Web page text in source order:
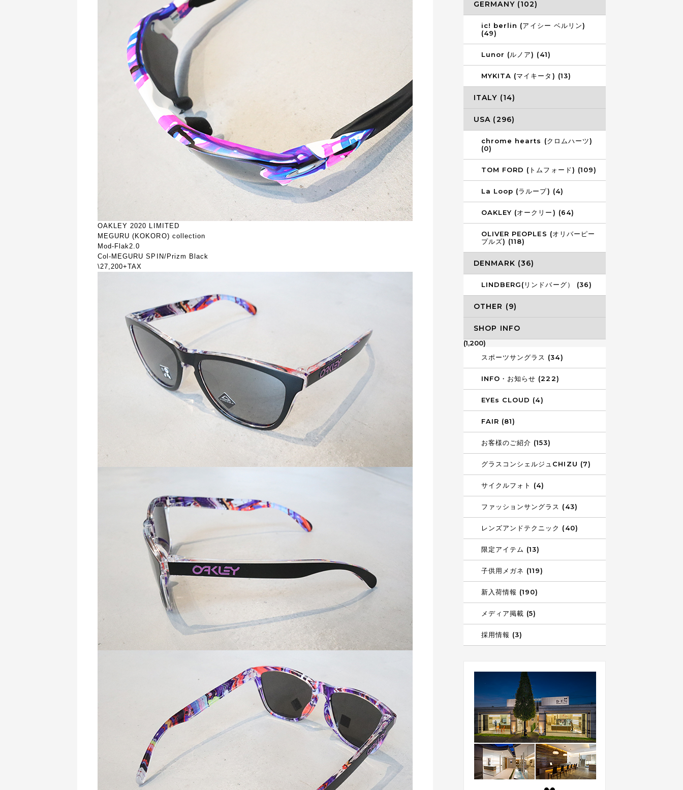
OAKLEY 2020 LIMITED
MEGURU (KOKORO) collection
Mod-Flak2.0
Col-MEGURU SPIN/Prizm Black
\27,200+TAX
GERMANY (102)
ic! berlin (アイシー ベルリン)
(49)
Lunor (ルノア) (41)
MYKITA (マイキータ) (13)
ITALY (14)
USA (296)
chrome hearts (クロムハーツ)
(0)
TOM FORD (トムフォード) (109)
La Loop (ラループ) (4)
OAKLEY (オークリー) (64)
OLIVER PEOPLES (オリバーピー
プルズ) (118)
DENMARK (36)
LINDBERG(リンドバーグ） (36)
OTHER (9)
SHOP INFO
(1,200)
スポーツサングラス (34)
INFO・お知らせ (222)
EYEs CLOUD (4)
FAIR (81)
お客様のご紹介 (153)
グラスコンシェルジュCHIZU (7)
サイクルフォト (4)
ファッションサングラス (43)
レンズアンドテクニック (40)
限定アイテム (13)
子供用メガネ (119)
新入荷情報 (190)
メディア掲載 (5)
採用情報 (3)